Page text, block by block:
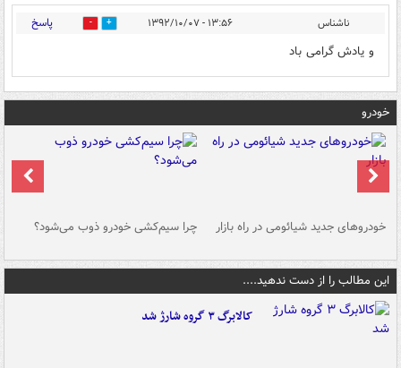
ناشناس ۱۳:۵۶ - ۱۳۹۲/۱۰/۰۷ 0 پاسخ
و یادش گرامی باد
خودرو
خودروهای جدید شیائومی در راه بازار چرا سیم‌کشی خودرو ذوب می‌شود؟
این مطالب را از دست ندهید....
کالابرگ ۳ گروه شارژ شد